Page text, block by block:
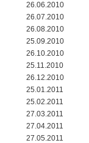
26.06.2010
26.07.2010
26.08.2010
25.09.2010
26.10.2010
25.11.2010
26.12.2010
25.01.2011
25.02.2011
27.03.2011
27.04.2011
27.05.2011